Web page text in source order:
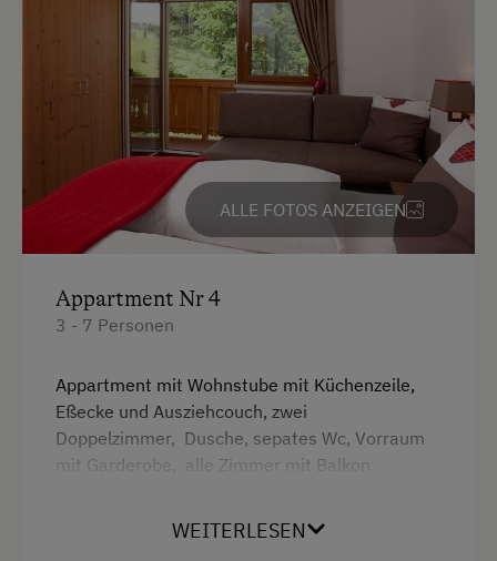
ALLE FOTOS ANZEIGEN
Appartment Nr 4
3 - 7 Personen
Appartment mit Wohnstube mit Küchenzeile,
Eßecke und Ausziehcouch, zwei
Doppelzimmer, Dusche, sepates Wc, Vorraum
mit Garderobe, alle Zimmer mit Balkon
WEITERLESEN